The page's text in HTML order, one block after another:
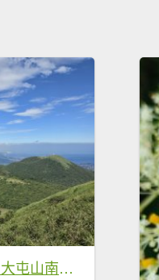
小百岳No.1⛰大屯山＆大屯山南峰+大屯山西峰